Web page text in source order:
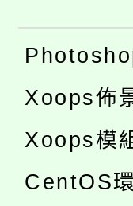
Xoops佈
Xoops模
CentOS